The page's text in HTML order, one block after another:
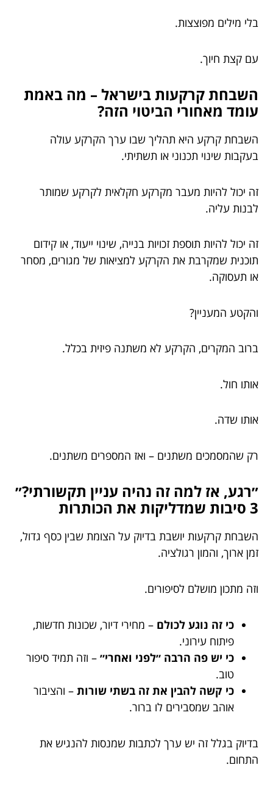
בלי מילים מפוצצות.
עם קצת חיוך.
השבחת קרקעות בישראל – מה באמת
עומד מאחורי הביטוי הזה?
השבחת קרקע היא תהליך שבו ערך הקרקע עולה
בעקבות שינוי תכנוני או תשתיתי.
זה יכול להיות מעבר מקרקע חקלאית לקרקע שמותר
לבנות עליה.
זה יכול להיות תוספת זכויות בנייה, שינוי ייעוד, או קידום
תוכנית שמקרבת את הקרקע למציאות של מגורים, מסחר
או תעסוקה.
והקטע המעניין?
ברוב המקרים, הקרקע לא משתנה פיזית בכלל.
אותו חול.
אותו שדה.
רק שהמסמכים משתנים – ואז המספרים משתנים.
״רגע, אז למה זה נהיה עניין תקשורתי?״
3 סיבות שמדליקות את הכותרות
השבחת קרקעות יושבת בדיוק על הצומת שבין כסף גדול,
זמן ארוך, והמון רגולציה.
וזה מתכון מושלם לסיפורים.
כי זה נוגע לכולם – מחירי דיור, שכונות חדשות,
פיתוח עירוני.
כי יש פה הרבה ״לפני ואחרי״ – וזה תמיד סיפור
טוב.
כי קשה להבין את זה בשתי שורות – והציבור
אוהב שמסבירים לו ברור.
בדיוק בגלל זה יש ערך לכתבות שמנסות להנגיש את
התחום.